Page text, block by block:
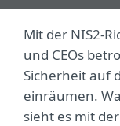
Mit der NIS2-
und CEOs
Sicherheit auf
einräumen.
sieht es mit